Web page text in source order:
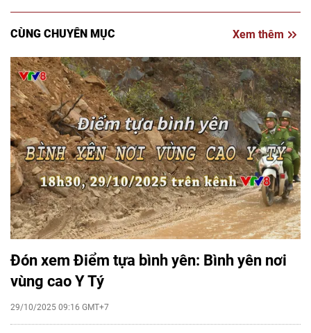
CÙNG CHUYÊN MỤC Xem thêm
Đón xem Điểm tựa bình yên: Bình yên nơi
vùng cao Y Tý
29/10/2025 09:16 GMT+7